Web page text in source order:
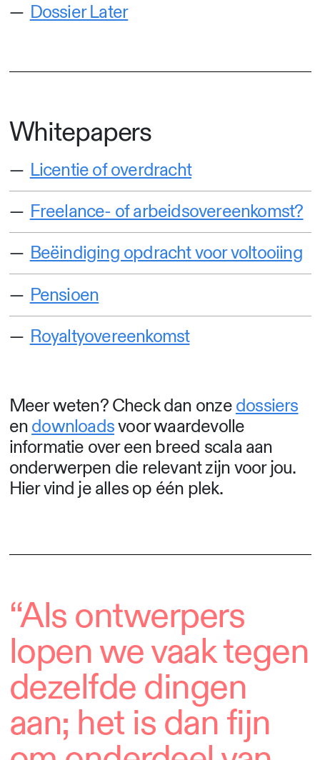
Dossier Later
Whitepapers
Licentie of overdracht
Freelance- of arbeidsovereenkomst?
Beëindiging opdracht voor voltooiing
Pensioen
Royaltyovereenkomst
Meer weten? Check dan onzedossiers
endownloadsvoor waardevolle
informatie over een breed scala aan
onderwerpen die relevant zijn voor jou.
Hier vind je alles op één plek.
“Als ontwerpers
lopen we vaak tegen
dezelfde dingen
aan; het is dan fijn